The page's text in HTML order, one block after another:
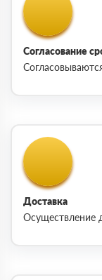
Согласование
Доставка
Осуществление